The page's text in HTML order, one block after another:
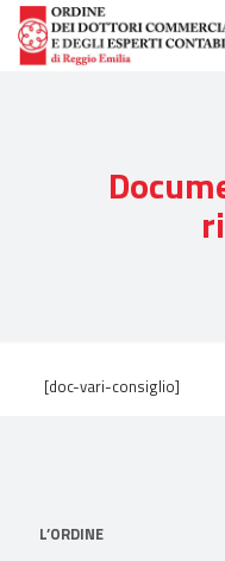
[doc-vari-consiglio]
L’ORDINE